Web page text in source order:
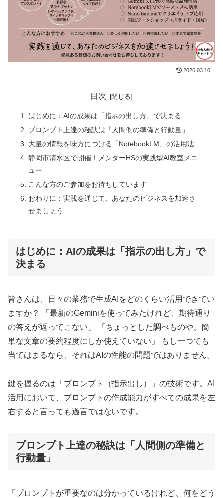
2026.03.10
目次
はじめに：AIの成果は「指示の出し方」で決まる
プロンプト上達の秘訣は「人間側の準備と行動量」
大量の情報を味方につける「NotebookLM」の活用法
静岡市清水区で開催！メンターHSの実践型AI教室メニ
ュー
こんな方のご参加をお待ちしています
おわりに：実践を通じて、あなたのビジネスを加速さ
せましょう
はじめに：AIの成果は「指示の出し方」で
決まる
皆さんは、日々の業務で生成AIをどのくらい活用できてい
ますか？ 「最新のGeminiを使ってみたけれど、期待通り
の答えが返ってこない」 「ちょっとした調べものや、簡
単な文章の要約程度にしか使えていない」 もし一つでも
当てはまるなら、それはAIの性能の問題ではありません。
鍵を握るのは「プロンプト（指示出し）」の技術です。AI
活用において、プロンプトの作成能力がすべての成果を左
右すると言っても過言ではないです。
プロンプト上達の秘訣は「人間側の準備と
行動量」
「プロンプトが重要なのは分かっているけれど、何をどう